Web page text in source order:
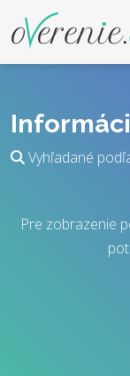
Vyhľadané
Pre zobrazenie